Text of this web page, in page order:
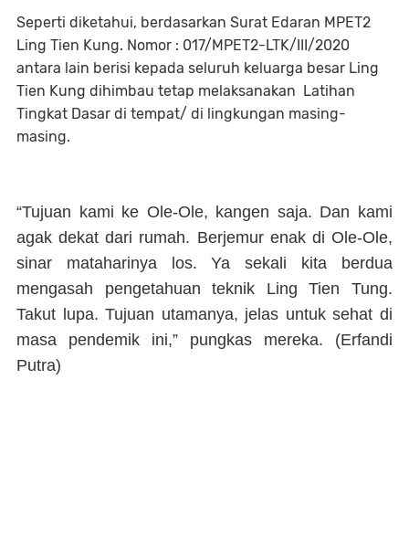
Seperti diketahui, berdasarkan Surat Edaran MPET2
Ling Tien Kung. Nomor : 017/MPET2-LTK/III/2020
antara lain berisi kepada seluruh keluarga besar Ling
Tien Kung dihimbau tetap melaksanakan Latihan
Tingkat Dasar di tempat/ di lingkungan masing-
masing.
“Tujuan kami ke Ole-Ole, kangen saja. Dan kami
agak dekat dari rumah. Berjemur enak di Ole-Ole,
sinar mataharinya los. Ya sekali kita berdua
mengasah pengetahuan teknik Ling Tien Tung.
Takut lupa. Tujuan utamanya, jelas untuk sehat di
masa pendemik ini,” pungkas mereka. (Erfandi
Putra)